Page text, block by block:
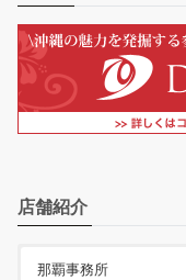
店舗紹介
那覇事務所